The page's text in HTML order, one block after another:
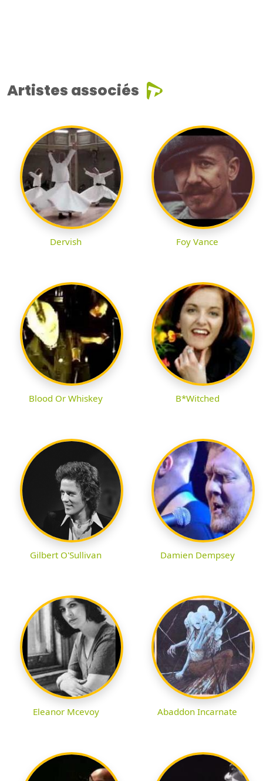
Artistes associés
Dervish Foy Vance
Blood Or Whiskey B*Witched
Gilbert O'Sullivan Damien Dempsey
Eleanor Mcevoy Abaddon Incarnate